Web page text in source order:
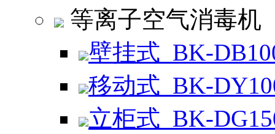
等离子空气消毒机
壁挂式_BK-
移动式_BK-
立柜式_BK-